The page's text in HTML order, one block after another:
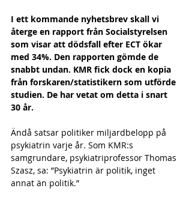
I ett kommande nyhetsbrev skall vi
återge en rapport från Socialstyrelsen
som visar att dödsfall efter ECT ökar
med 34%. Den rapporten gömde de
snabbt undan. KMR fick dock en kopia
från forskaren/statistikern som utförde
studien. De har vetat om detta i snart
30 år.
Ändå satsar politiker miljardbelopp på
psykiatrin varje år. Som KMR:s
samgrundare, psykiatriprofessor Thomas
Szasz, sa: ”Psykiatrin är politik, inget
annat än politik.”